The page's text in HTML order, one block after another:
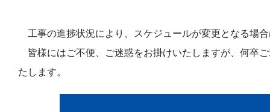
工事の進捗状況により、スケジュールが変更となる場
皆様にはご不便、ご迷惑をお掛けいたしますが、何卒
たします。